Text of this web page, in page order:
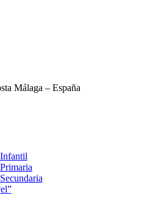
Málaga – España